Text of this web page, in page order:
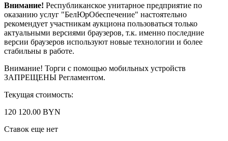
Внимание! Республиканское унитарное предприятие по
оказанию услуг "БелЮрОбеспечение" настоятельно
рекомендует участникам аукциона пользоваться только
актуальными версиями браузеров, т.к. именно последние
версии браузеров используют новые технологии и более
стабильны в работе.
Внимание! Торги с помощью мобильных устройств
ЗАПРЕЩЕНЫ Регламентом.
Текущая стоимость:
120 120.00 BYN
Ставок еще нет